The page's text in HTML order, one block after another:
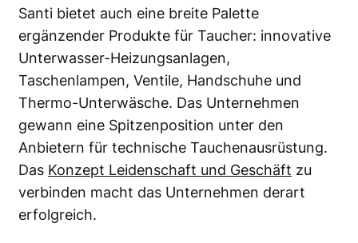
Santi bietet auch eine breite Palette
ergänzender Produkte für Taucher: innovative
Unterwasser-Heizungsanlagen,
Taschenlampen, Ventile, Handschuhe und
Thermo-Unterwäsche. Das Unternehmen
gewann eine Spitzenposition unter den
Anbietern für technische Tauchenausrüstung.
Das Konzept Leidenschaft und Geschäft zu
verbinden macht das Unternehmen derart
erfolgreich.